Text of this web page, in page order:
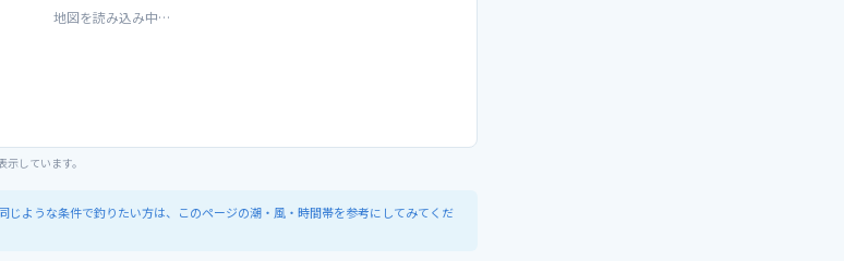
地図を読み込み中…
しています。
じような条件で釣りたい方は、このページの潮・風・時間帯を参考にしてみてくだ